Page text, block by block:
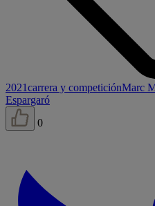
2021carrera y competiciónMarc
Espargaró
0